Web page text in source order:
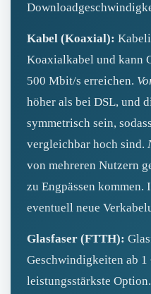
Kabel (Koaxial):
Koaxialkabel und kann
500 Mbit/s erreichen.
höher als bei DSL, und
symmetrisch sein,
vergleichbar hoch sind.
von mehreren Nutzern
zu Engpässen kommen.
eventuell neue
Glasfaser (FTTH):
Geschwindigkeiten ab
leistungsstärkste Option.